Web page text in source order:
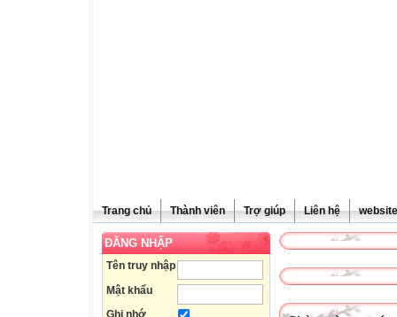
Trang chủ Thành viên Trợ giúp Liên hệ
ĐĂNG NHẬP
Tên truy nhập
Mật khẩu